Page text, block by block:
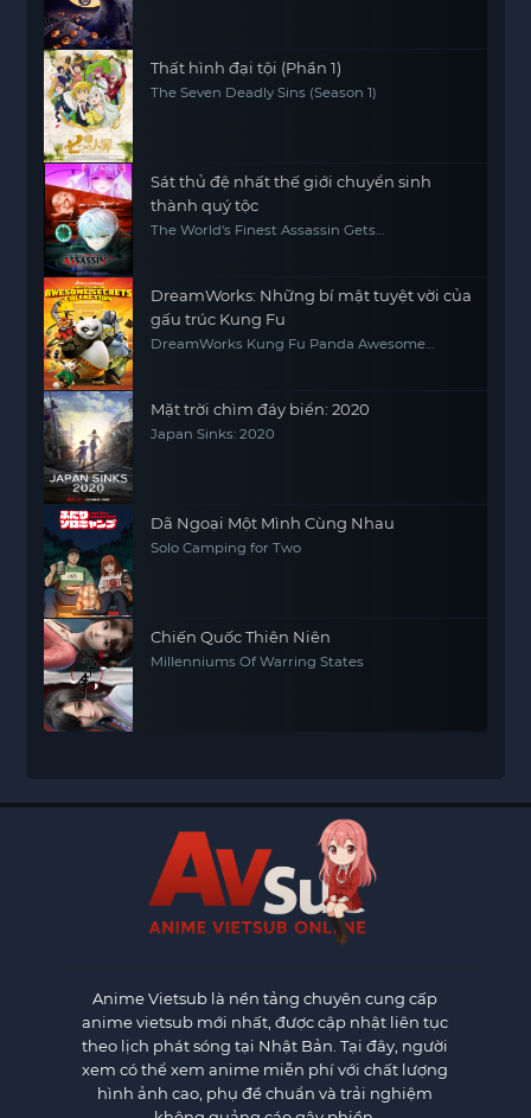
Thất hình đại tội (Phần 1)
The Seven Deadly Sins (Season 1)
Sát thủ đệ nhất thế giới chuyển sinh
thành quý tộc
The World's Finest Assassin Gets
DreamWorks: Những bí mật tuyệt vời của
gấu trúc Kung Fu
DreamWorks Kung Fu Panda Awesome
Mặt trời chìm đáy biển: 2020
Japan Sinks: 2020
Dã Ngoại Một Mình Cùng Nhau
Solo Camping for Two
Chiến Quốc Thiên Niên
Millenniums Of Warring States
Anime Vietsub là nền tảng chuyên cung cấp
anime vietsub mới nhất, được cập nhật liên tục
theo lịch phát sóng tại Nhật Bản. Tại đây, người
xem có thể xem anime miễn phí với chất lượng
hình ảnh cao, phụ đề chuẩn và trải nghiệm